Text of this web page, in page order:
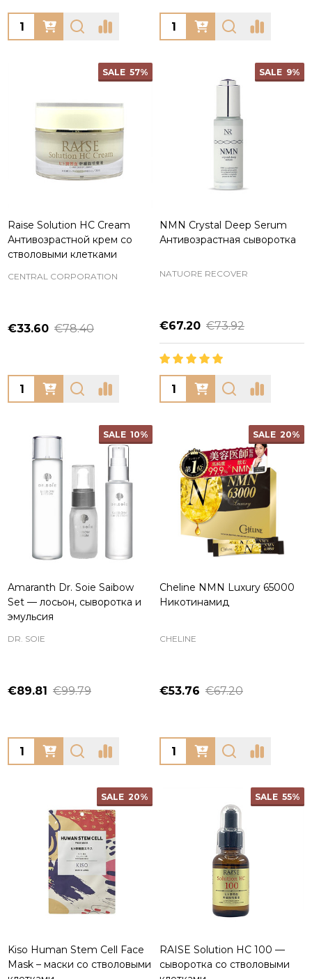
Quantity: Quantity:
SALE 57%
Raise Solution HC Cream
Антивозрастной крем со
стволовыми клетками
CENTRAL CORPORATION
€33.60 €78.40
Quantity:
SALE 9%
NMN Crystal Deep Serum
Антивозрастная сыворотка
NATUORE RECOVER
€67.20 €73.92
Quantity:
SALE 10%
Amaranth Dr. Soie Saibow
Set — лосьон, сыворотка и
эмульсия
DR. SOIE
€89.81 €99.79
Quantity:
SALE 20%
Cheline NMN Luxury 65000
Никотинамид
CHELINE
€53.76 €67.20
Quantity:
SALE 20%
Kiso Human Stem Cell Face
Mask – маски со стволовыми
SALE 55%
RAISE Solution HC 100 —
сыворотка со стволовыми